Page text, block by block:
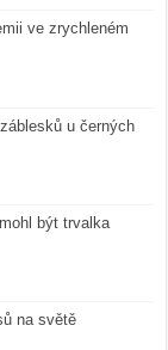
ve zrychleném
u černých
být trvalka
na světě